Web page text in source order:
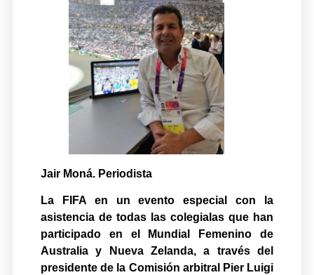
Jair Moná. Periodista
La FIFA en un evento especial con la
asistencia de todas las colegialas que han
participado en el Mundial Femenino de
Australia y Nueva Zelanda, a través del
presidente de la Comisión arbitral Pier Luigi